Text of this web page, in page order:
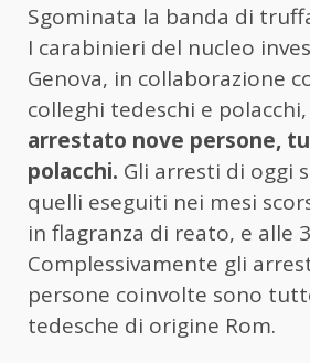
Sgominata la banda di
I carabinieri del nucleo
Genova, in collaborazione
colleghi tedeschi e polacchi,
arrestato nove persone,
polacchi. Gli arresti di oggi
quelli eseguiti nei mesi
in flagranza di reato, e alle
Complessivamente gli
persone coinvolte sono
tedesche di origine Rom.